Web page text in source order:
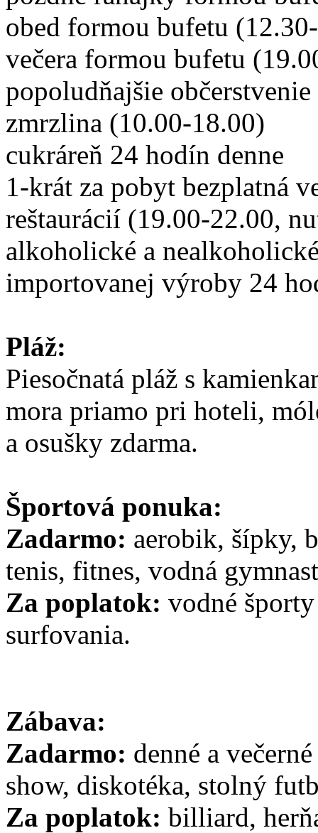
obed formou bufetu
večera formou bufetu
popoludňajšie
zmrzlina (10.00-18.00)
cukráreň 24 hodín denne
1-krát za pobyt bezplatná
reštaurácií (19.00-22.00,
alkoholické a
importovanej výroby 24
Pláž:
Piesočnatá pláž s
mora priamo pri hoteli,
a osušky zdarma.
Športová ponuka:
Zadarmo: aerobik, šípky,
tenis, fitnes, vodná
Za poplatok: vodné
surfovania.
Zábava:
Zadarmo: denné a
show, diskotéka, stolný
Za poplatok: billiard,